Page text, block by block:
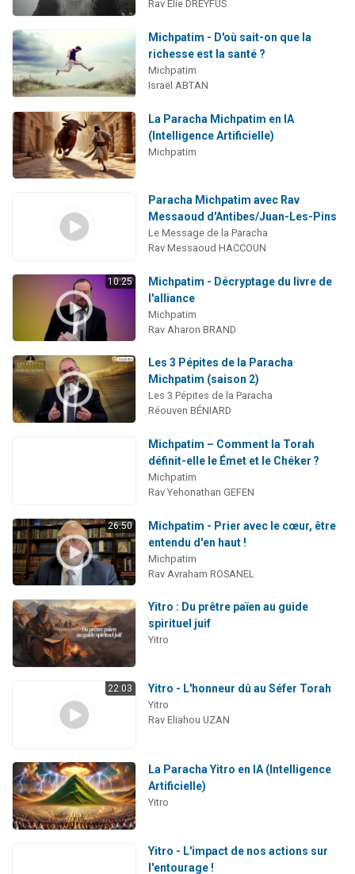
Rav Elie DREYFUS
Michpatim - D'où sait-on que la
richesse est la santé ?
Michpatim
Israël ABTAN
La Paracha Michpatim en IA
(Intelligence Artificielle)
Michpatim
Paracha Michpatim avec Rav
Messaoud d'Antibes/Juan-Les-Pins
Le Message de la Paracha
Rav Messaoud HACCOUN
10:25
Michpatim - Décryptage du livre de
l'alliance
Michpatim
Rav Aharon BRAND
Les 3 Pépites de la Paracha
Michpatim (saison 2)
Les 3 Pépites de la Paracha
Réouven BÉNIARD
Michpatim – Comment la Torah
définit-elle le Émet et le Chéker ?
Michpatim
Rav Yehonathan GEFEN
26:50
Michpatim - Prier avec le cœur, être
entendu d'en haut !
Michpatim
Rav Avraham ROSANEL
Yitro : Du prêtre païen au guide
spirituel juif
Yitro
22:03 Yitro - L'honneur dû au Séfer Torah
Yitro
Rav Eliahou UZAN
La Paracha Yitro en IA (Intelligence
Artificielle)
Yitro
Yitro - L'impact de nos actions sur
l'entourage !